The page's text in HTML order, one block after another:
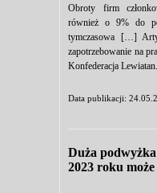
Obroty firm
również o 9% do
tymczasowa […]
zapotrzebowanie na
Konfederacja Lewiatan.
Data publikacji:
Duża
2023 roku